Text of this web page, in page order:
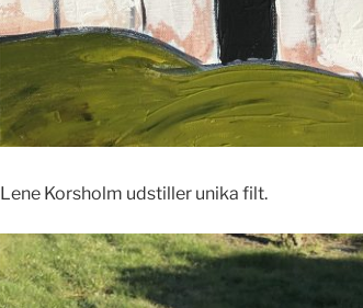
Lene Korsholm udstiller unika filt.